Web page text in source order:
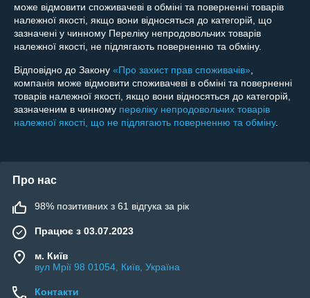
може відмовити споживачеві в обміні та поверненні товарів
належної якості, якщо вони відносяться до категорій, що
зазначені у чинному Переліку непродовольчих товарів
належної якості, не підлягають поверненню та обміну.
Відповідно до Закону «Про захист прав споживачів»
компанія може відмовити споживачеві в обміні та поверненні
товарів належної якості, якщо вони відносяться до категорій,
зазначеним в чинному переліку непродовольчих товарів
належної якості, що не підлягають поверненню та обміну.
Про нас
98% позитивних з 61 відгука за рік
Працює з 03.07.2023
м. Київ
вул Мрії 98 01054, Київ, Україна
Контакти